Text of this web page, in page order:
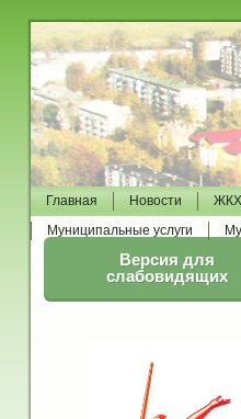
Главная Новости ЖКХ
Муниципальные услуги
Версия для
слабовидящих